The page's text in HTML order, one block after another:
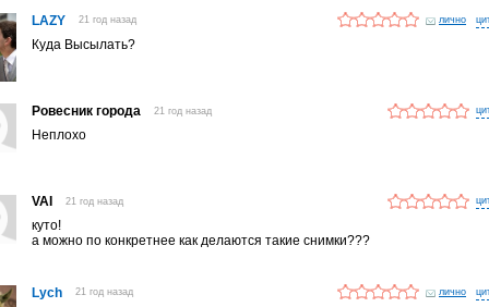
LAZY 21 год назад лично
Куда Высылать?
Ровесник города 21 год назад
Неплохо
VAI 21 год назад
куто!
а можно по конкретнее как делаются такие снимки???
Lych 21 год назад лично